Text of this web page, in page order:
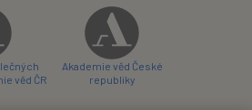
věd ČR
Akademie věd České
republiky